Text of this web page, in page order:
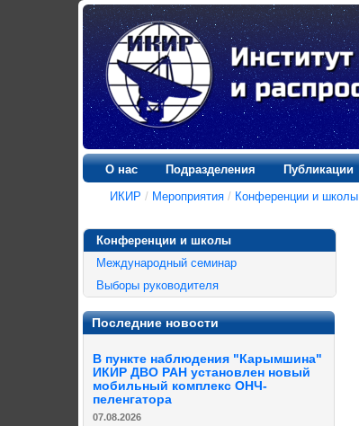
О нас Подразделения Публикации
ИКИР / Мероприятия / Конференции и школы
Конференции и школы
Международный семинар
Выборы руководителя
Последние новости
В пункте наблюдения "Карымшина"
ИКИР ДВО РАН установлен новый
мобильный комплекс ОНЧ-
пеленгатора
07.08.2026